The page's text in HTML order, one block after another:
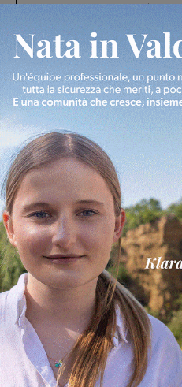
Piscina di Figline
Pnrr, il gruppo di
ringraziamento al
Cronaca 4 Agosto 2026
Un anno fa la strage in
Gianni, Giulia e Franco.
processo, lo stop ai
Cronaca 3 Agosto 2026
Scomparso da una
Fiorentino l’uomo che
Levane nel 2020
Articolo precedente
“La pensione dei miracoli” in scena
per sostenere l’associazione Il sorriso
di Enrico